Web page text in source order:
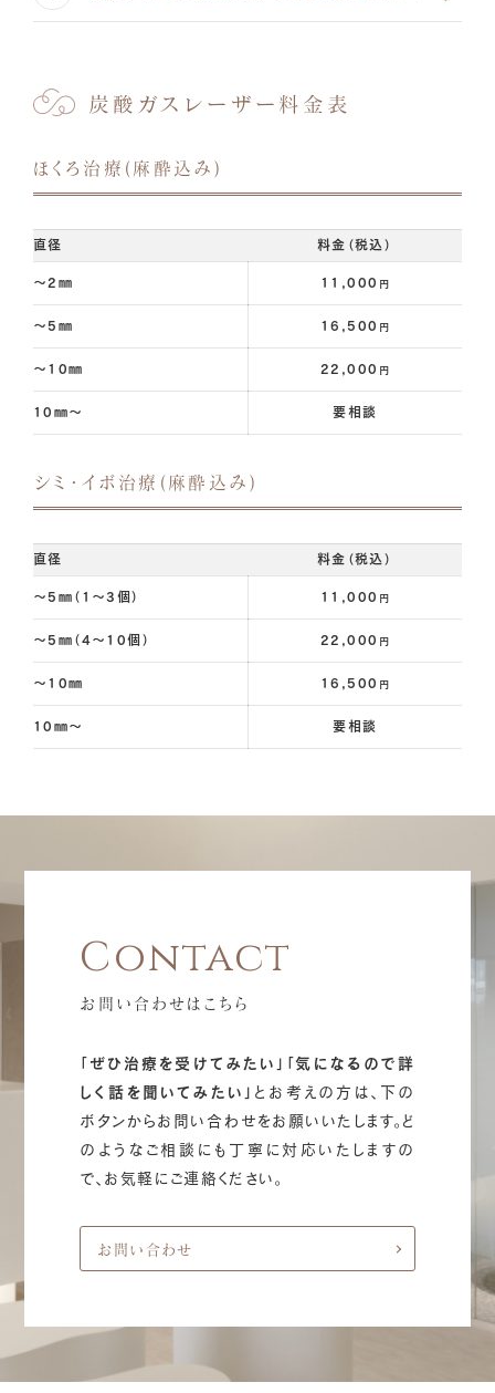
炭酸ガスレーザー料金表
ほくろ治療(麻酔込み)
直径 料金（税込）
～2㎜ 11,000 円
～5㎜ 16,500 円
～10㎜ 22,000 円
10㎜～ 要相談
シミ・イボ治療(麻酔込み)
直径 料金（税込）
～5㎜（1～3個） 11,000 円
～5㎜（4～10個） 22,000 円
～10㎜ 16,500 円
10㎜～ 要相談
お問い合わせはこちら
「ぜひ治療を受けてみたい」「気になるので詳
しく話を聞いてみたい」 とお考えの方は、下の
ボタンからお問い合わせをお願いいたします。ど
のようなご相談にも丁寧に対応いたしますの
で、お気軽にご連絡ください。
お問い合わせ